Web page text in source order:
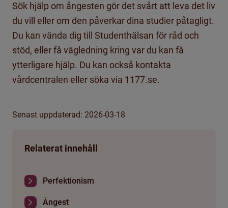
Sök hjälp om ångesten gör det svårt att leva det liv
du vill eller om den påverkar dina studier påtagligt.
Du kan vända dig till Studenthälsan för råd och
stöd, eller få vägledning kring var du kan få
ytterligare hjälp. Du kan också kontakta
vårdcentralen eller söka via 1177.se.
Senast uppdaterad: 2026-03-18
Relaterat innehåll
Perfektionism
Ångest